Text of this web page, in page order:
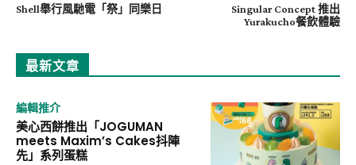
Shell舉行風馳電「祭」同樂日
Singular Concept 推出
Yurakucho餐飲體驗
最新文章
編輯推介
美心西餅推出「JOGUMAN
meets Maxim’s Cakes抖陣
先」系列蛋糕